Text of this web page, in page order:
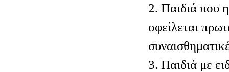
2. Παιδιά που
οφείλεται
3. Παιδιά με